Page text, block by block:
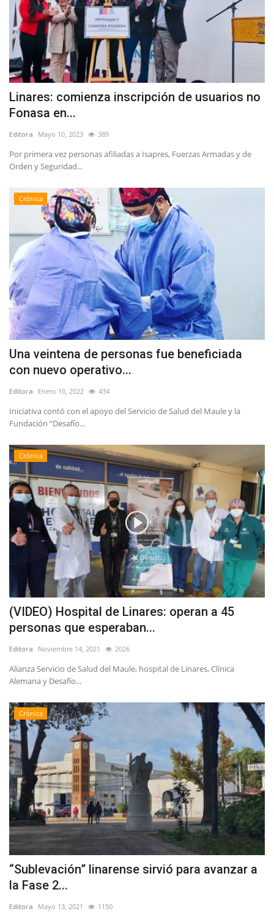
Linares: comienza inscripción de usuarios no
Fonasa en...
Editora Mayo 10, 2023 389
Por primera vez personas afiliadas a Isapres, Fuerzas Armadas y de
Orden y Seguridad...
Crónica
Una veintena de personas fue beneficiada
con nuevo operativo...
Editora Enero 10, 2022 434
Iniciativa contó con el apoyo del Servicio de Salud del Maule y la
Fundación “Desafío...
Crónica
(VIDEO) Hospital de Linares: operan a 45
personas que esperaban...
Editora Noviembre 14, 2021 2026
Alianza Servicio de Salud del Maule, hospital de Linares, Clínica
Alemana y Desafío...
Crónica
“Sublevación” linarense sirvió para avanzar a
la Fase 2...
Editora Mayo 13, 2021 1150